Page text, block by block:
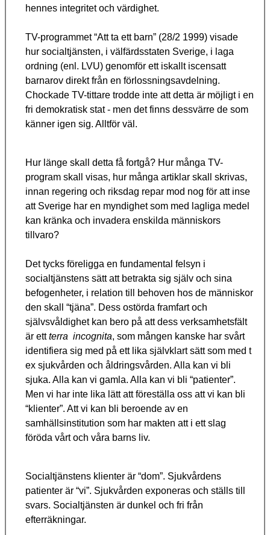
hennes integritet och värdighet.
TV-programmet “Att ta ett barn” (28/2 1999) visade
hur socialtjänsten, i välfärdsstaten Sverige, i laga
ordning (enl. LVU) genomför ett iskallt iscensatt
barnarov direkt från en förlossningsavdelning.
Chockade TV-tittare trodde inte att detta är möjligt i en
fri demokratisk stat - men det finns dessvärre de som
känner igen sig. Alltför väl.
Hur länge skall detta få fortgå? Hur många TV-
program skall visas, hur många artiklar skall skrivas,
innan regering och riksdag repar mod nog för att inse
att Sverige har en myndighet som med lagliga medel
kan kränka och invadera enskilda människors
tillvaro?
Det tycks föreligga en fundamental felsyn i
socialtjänstens sätt att betrakta sig själv och sina
befogenheter, i relation till behoven hos de människor
den skall “tjäna”. Dess ostörda framfart och
självsvåldighet kan bero på att dess verksamhetsfält
är ettterra incognita, som mången kanske har svårt
identifiera sig med på ett lika självklart sätt som med t
ex sjukvården och åldringsvården. Alla kan vi bli
sjuka. Alla kan vi gamla. Alla kan vi bli “patienter”.
Men vi har inte lika lätt att föreställa oss att vi kan bli
“klienter”. Att vi kan bli beroende av en
samhällsinstitution som har makten att i ett slag
föröda vårt och våra barns liv.
Socialtjänstens klienter är “dom”. Sjukvårdens
patienter är “vi”. Sjukvården exponeras och ställs till
svars. Socialtjänsten är dunkel och fri från
efterräkningar.